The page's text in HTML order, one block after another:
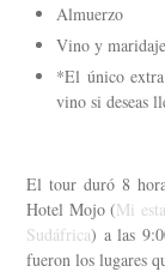
Almuerzo
Vino y maridaje
*El único
vino si deseas
El tour duró 8
Hotel Mojo (Mi
Sudáfrica) a las
fueron los lugares